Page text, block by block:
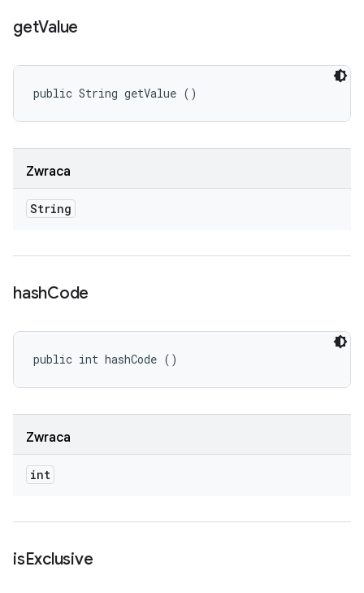
getValue
public String getValue ()
Zwraca
String
hashCode
public int hashCode ()
Zwraca
int
isExclusive